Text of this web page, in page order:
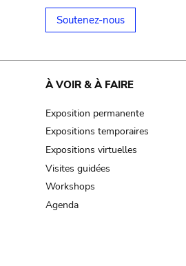
Soutenez-nous
À VOIR & À FAIRE
Exposition permanente
Expositions temporaires
Expositions virtuelles
Visites guidées
Workshops
Agenda